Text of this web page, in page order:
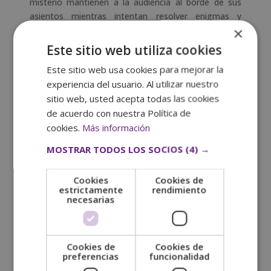
misterio mantienen a la audiencia al borde de sus
asientos mientras intentan resolver enigmas y
descubrir la verdad detrás de los crímenes más
complicados.
Te puede interesar:
¿Cuáles son las partes de un
guion de cine?
¿Cómo se clasifican los programas de
televisión?
La clasificación de programas de televisión se realiza
Por Género
Los programas se agrupan
características principales de su contenido
sea drama, comedia, ciencia ficción, entre otros.
Por Formato
×
Este sitio web utiliza cookies
Este sitio web usa cookies para mejorar la
experiencia del usuario. Al utilizar nuestro
sitio web, usted acepta todas las cookies
de acuerdo con nuestra Política de
cookies. Más información
MOSTRAR TODOS LOS SOCIOS (4) →
Cookies
estrictamente
necesarias
Cookies de
rendimiento
Cookies de
preferencias
Cookies de
funcionalidad